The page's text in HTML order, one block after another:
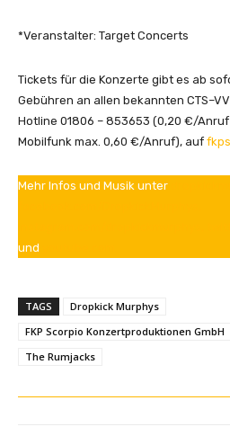
*Veranstalter: Target Concerts
Tickets für die Konzerte gibt es ab
Gebühren an allen bekannten
Hotline 01806 – 853653 (0,20 €/
Mobilfunk max. 0,60 €/Anruf), auf
Mehr Infos und Musik unter
und
TAGS
Dropkick Murphys
FKP Scorpio Konzertproduktionen GmbH
The Rumjacks